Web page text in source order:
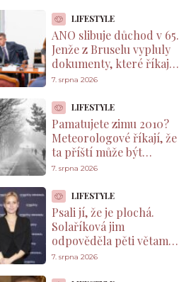
LIFESTYLE
ANO slibuje důchod v 65.
Jenže z Bruselu vypluly
dokumenty, které říkají
něco jiného
7. srpna 2026
LIFESTYLE
Pamatujete zimu 2010?
Meteorologové říkají, že
ta příští může být
podobná. A důvod leží v
7. srpna 2026
LIFESTYLE
Psali jí, že je plochá.
Solaříková jim
odpověděla pěti větami,
které by si měl přečíst
7. srpna 2026